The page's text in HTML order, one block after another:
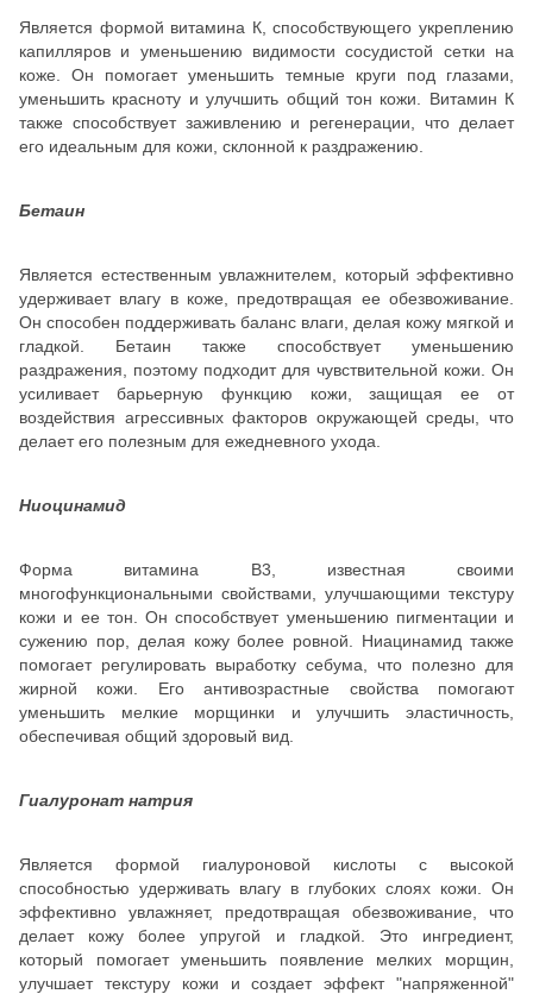
Является формой витамина К, способствующего укреплению
капилляров и уменьшению видимости сосудистой сетки на
коже. Он помогает уменьшить темные круги под глазами,
уменьшить красноту и улучшить общий тон кожи. Витамин К
также способствует заживлению и регенерации, что делает
его идеальным для кожи, склонной к раздражению.
Бетаин
Является естественным увлажнителем, который эффективно
удерживает влагу в коже, предотвращая ее обезвоживание.
Он способен поддерживать баланс влаги, делая кожу мягкой и
гладкой. Бетаин также способствует уменьшению
раздражения, поэтому подходит для чувствительной кожи. Он
усиливает барьерную функцию кожи, защищая ее от
воздействия агрессивных факторов окружающей среды, что
делает его полезным для ежедневного ухода.
Ниоцинамид
Форма витамина В3, известная своими
многофункциональными свойствами, улучшающими текстуру
кожи и ее тон. Он способствует уменьшению пигментации и
сужению пор, делая кожу более ровной. Ниацинамид также
помогает регулировать выработку себума, что полезно для
жирной кожи. Его антивозрастные свойства помогают
уменьшить мелкие морщинки и улучшить эластичность,
обеспечивая общий здоровый вид.
Гиалуронат натрия
Является формой гиалуроновой кислоты с высокой
способностью удерживать влагу в глубоких слоях кожи. Он
эффективно увлажняет, предотвращая обезвоживание, что
делает кожу более упругой и гладкой. Это ингредиент,
который помогает уменьшить появление мелких морщин,
улучшает текстуру кожи и создает эффект "напряженной"